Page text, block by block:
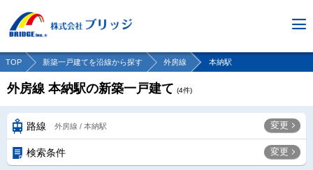
TOP 新築一戸建てを沿線から探す 外房線 本納駅
外房線 本納駅の新築一戸建て (4件)
路線 外房線 / 本納駅 変更
検索条件 変更